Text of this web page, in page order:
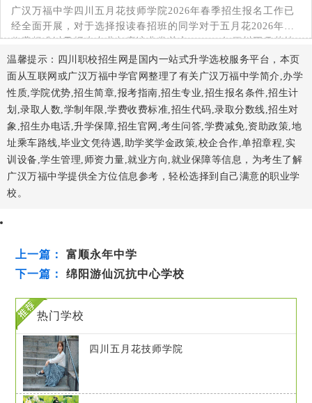
广汉万福中学四川五月花技师学院2026年春季招生报名工作已
经全面开展，对于选择报读春招班的同学对于五月花2026年的
收费标准以及招生专业都应该非常关心，2026年四川五月花技
师学院学...
温馨提示：四川职校招生网是国内一站式升学选校服务平台，本页
面从互联网或广汉万福中学官网整理了有关广汉万福中学简介,办学
性质,学院优势,招生简章,报考指南,招生专业,招生报名条件,招生计
划,录取人数,学制年限,学费收费标准,招生代码,录取分数线,招生对
象,招生办电话,升学保障,招生官网,考生问答,学费减免,资助政策,地
址乘车路线,毕业文凭待遇,助学奖学金政策,校企合作,单招章程,实
训设备,学生管理,师资力量,就业方向,就业保障等信息，为考生了解
广汉万福中学提供全方位信息参考，轻松选择到自己满意的职业学
校。
上一篇：富顺永年中学
下一篇：绵阳游仙沉抗中心学校
热门学校
四川五月花技师学院